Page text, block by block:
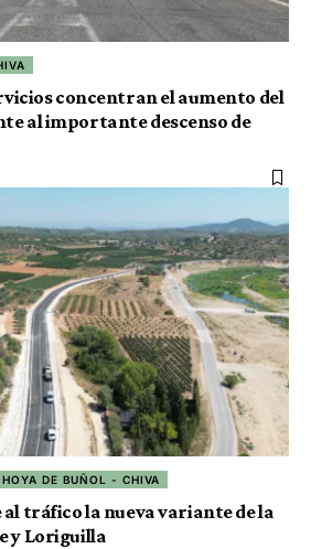
concentran el aumento del
al importante descenso de
DE BUÑOL - CHIVA
tráfico la nueva variante de la
y Loriguilla